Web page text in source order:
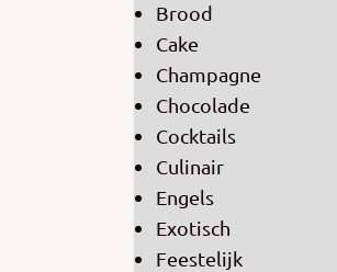
Brood
Cake
Champagne
Chocolade
Cocktails
Culinair
Engels
Exotisch
Feestelijk